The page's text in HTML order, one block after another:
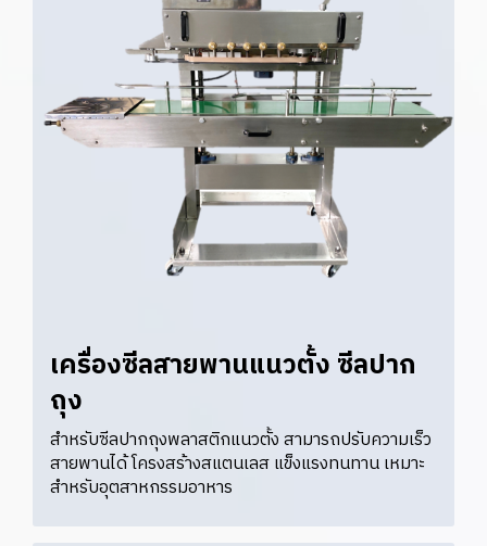
เครื่องซีลสายพานแนวตั้ง ซีลปาก
ถุง
สำหรับซีลปากถุงพลาสติกแนวตั้ง สามารถปรับความเร็ว
สายพานได้ โครงสร้างสแตนเลส แข็งแรงทนทาน เหมาะ
สำหรับอุตสาหกรรมอาหาร